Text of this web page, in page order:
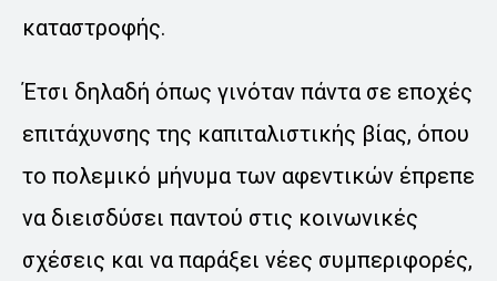
καταστροφής.
Έτσι δηλαδή όπως γινόταν πάντα σε εποχές
επιτάχυνσης της καπιταλιστικής βίας, όπου
το πολεμικό μήνυμα των αφεντικών έπρεπε
να διεισδύσει παντού στις κοινωνικές
σχέσεις και να παράξει νέες συμπεριφορές,